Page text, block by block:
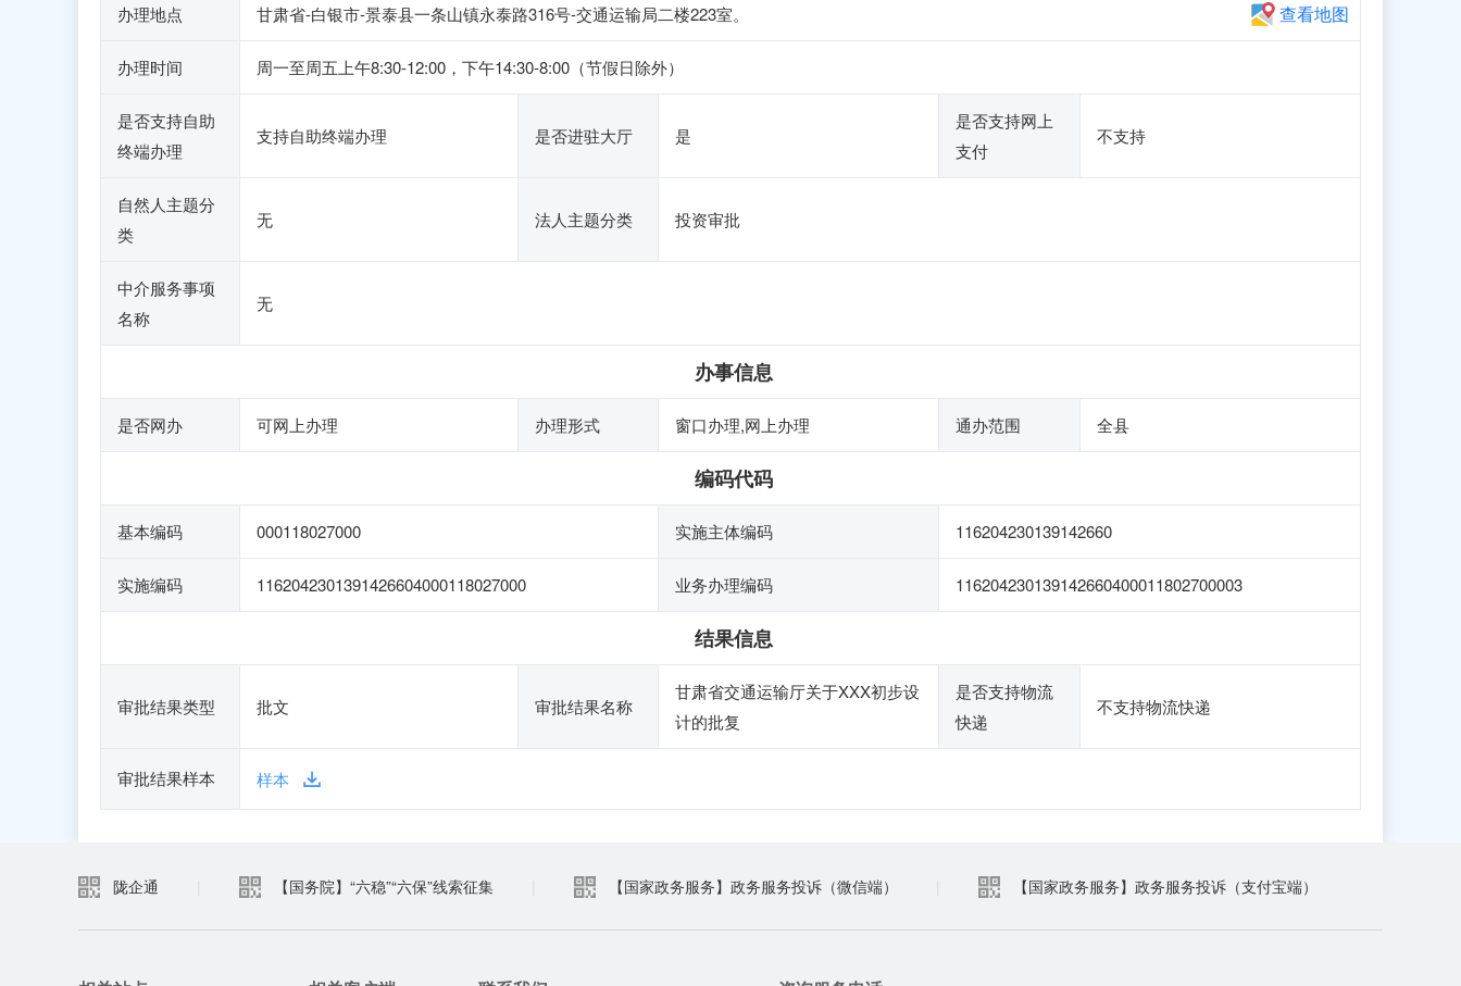
办理地点 甘肃省-白银市-景泰县一条山镇永泰路316号-交通运输局二楼223室。 查看地图
办理时间 周一至周五上午8:30-12:00，下午14:30-8:00（节假日除外）
是否支持自助
终端办理
支持自助终端办理 是否进驻大厅 是
是否支持网上
支付
不支持
自然人主题分
类
无 法人主题分类 投资审批
中介服务事项
名称
无
办事信息
是否网办 可网上办理 办理形式 窗口办理,网上办理 通办范围 全县
编码代码
基本编码 000118027000 实施主体编码 116204230139142660
实施编码 1162042301391426604000118027000 业务办理编码 116204230139142660400011802700003
结果信息
审批结果类型 批文 审批结果名称
甘肃省交通运输厅关于XXX初步设
计的批复
是否支持物流
快递
不支持物流快递
审批结果样本 样本
陇企通 【国务院】“六稳”“六保”线索征集 【国家政务服务】政务服务投诉（微信端） 【国家政务服务】政务服务投诉（支付宝端）